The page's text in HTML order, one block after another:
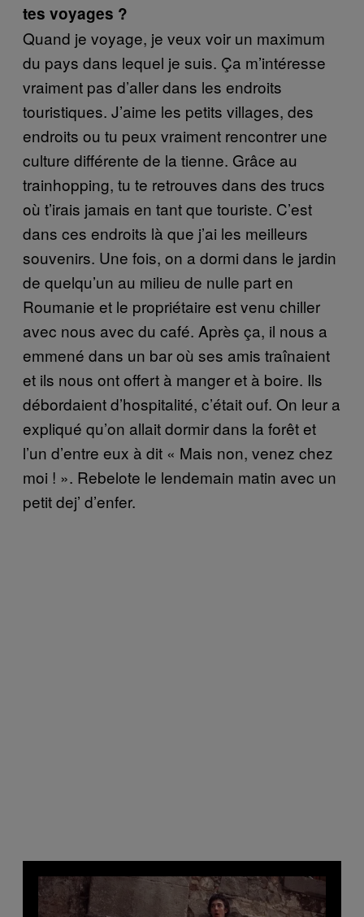
tes voyages ?
Quand je voyage, je veux voir un maximum
du pays dans lequel je suis. Ça m’intéresse
vraiment pas d’aller dans les endroits
touristiques. J’aime les petits villages, des
endroits ou tu peux vraiment rencontrer une
culture différente de la tienne. Grâce au
trainhopping, tu te retrouves dans des trucs
où t’irais jamais en tant que touriste. C’est
dans ces endroits là que j’ai les meilleurs
souvenirs. Une fois, on a dormi dans le jardin
de quelqu’un au milieu de nulle part en
Roumanie et le propriétaire est venu chiller
avec nous avec du café. Après ça, il nous a
emmené dans un bar où ses amis traînaient
et ils nous ont offert à manger et à boire. Ils
débordaient d’hospitalité, c’était ouf. On leur a
expliqué qu’on allait dormir dans la forêt et
l’un d’entre eux à dit « Mais non, venez chez
moi ! ». Rebelote le lendemain matin avec un
petit dej’ d’enfer.